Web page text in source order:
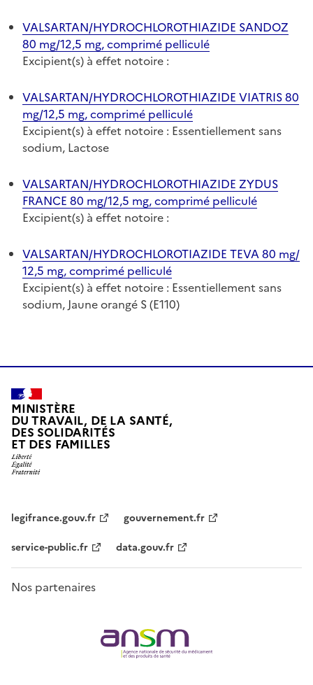
VALSARTAN/HYDROCHLOROTHIAZIDE SANDOZ
80 mg/12,5 mg, comprimé pelliculé
Excipient(s) à effet notoire :
VALSARTAN/HYDROCHLOROTHIAZIDE VIATRIS 80
mg/12,5 mg, comprimé pelliculé
Excipient(s) à effet notoire : Essentiellement sans
sodium, Lactose
VALSARTAN/HYDROCHLOROTHIAZIDE ZYDUS
FRANCE 80 mg/12,5 mg, comprimé pelliculé
Excipient(s) à effet notoire :
VALSARTAN/HYDROCHLOROTIAZIDE TEVA 80 mg/
12,5 mg, comprimé pelliculé
Excipient(s) à effet notoire : Essentiellement sans
sodium, Jaune orangé S (E110)
MINISTÈRE
DU TRAVAIL, DE LA SANTÉ,
DES SOLIDARITÉS
ET DES FAMILLES
legifrance.gouv.fr
gouvernement.fr
service-public.fr
data.gouv.fr
Nos partenaires